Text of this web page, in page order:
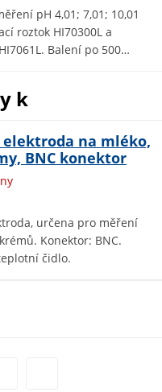
pH 4,01; 7,01; 10,01
roztok HI70300L a
Balení po 500…
k
elektroda na mléko,
BNC konektor
určena pro měření
Konektor: BNC.
čidlo.